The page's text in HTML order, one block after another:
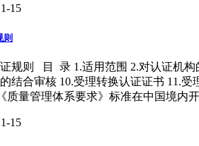
15
则
规则 目 录 1.适用范围 2.对认证机构
结合审核 10.受理转换认证证书 11.
《质量管理体系要求》标准在中国境
15